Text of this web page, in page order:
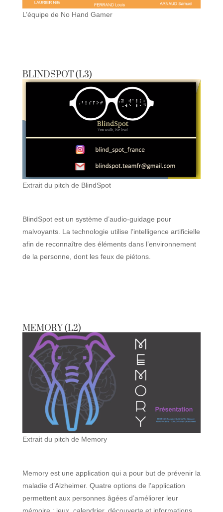
L’équipe de No Hand Gamer
BLINDSPOT (L3)
Extrait du pitch de BlindSpot
BlindSpot est un système d’audio-guidage pour
malvoyants. La technologie utilise l’intelligence artificielle
afin de reconnaître des éléments dans l’environnement
de la personne, dont les feux de piétons.
MEMORY (L2)
Extrait du pitch de Memory
Memory est une application qui a pour but de prévenir la
maladie d’Alzheimer. Quatre options de l’application
permettent aux personnes âgées d’améliorer leur